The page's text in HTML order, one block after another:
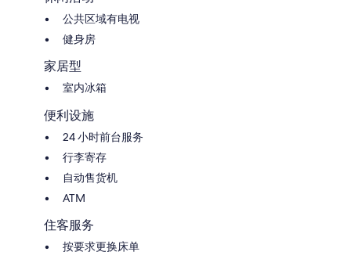
公共区域有电视
健身房
家居型
室内冰箱
便利设施
24 小时前台服务
行李寄存
自动售货机
ATM
住客服务
按要求更换床单